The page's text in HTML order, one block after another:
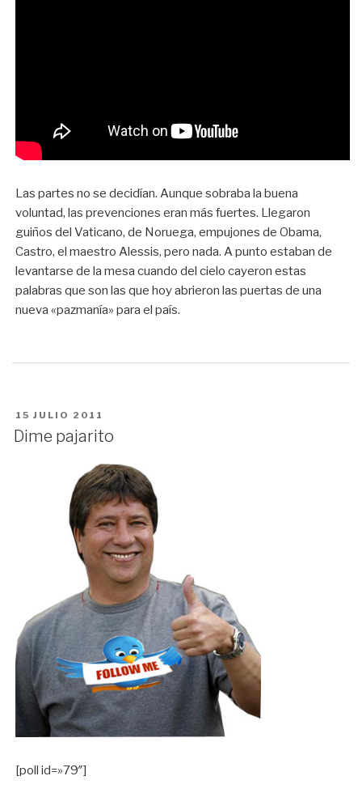
Las partes no se decidían. Aunque sobraba la buena
voluntad, las prevenciones eran más fuertes. Llegaron
guiños del Vaticano, de Noruega, empujones de Obama,
Castro, el maestro Alessis, pero nada. A punto estaban de
levantarse de la mesa cuando del cielo cayeron estas
palabras que son las que hoy abrieron las puertas de una
nueva «pazmanía» para el país.
PUBLICADO
EN
15 JULIO 2011
Dime pajarito
[poll id=»79″]